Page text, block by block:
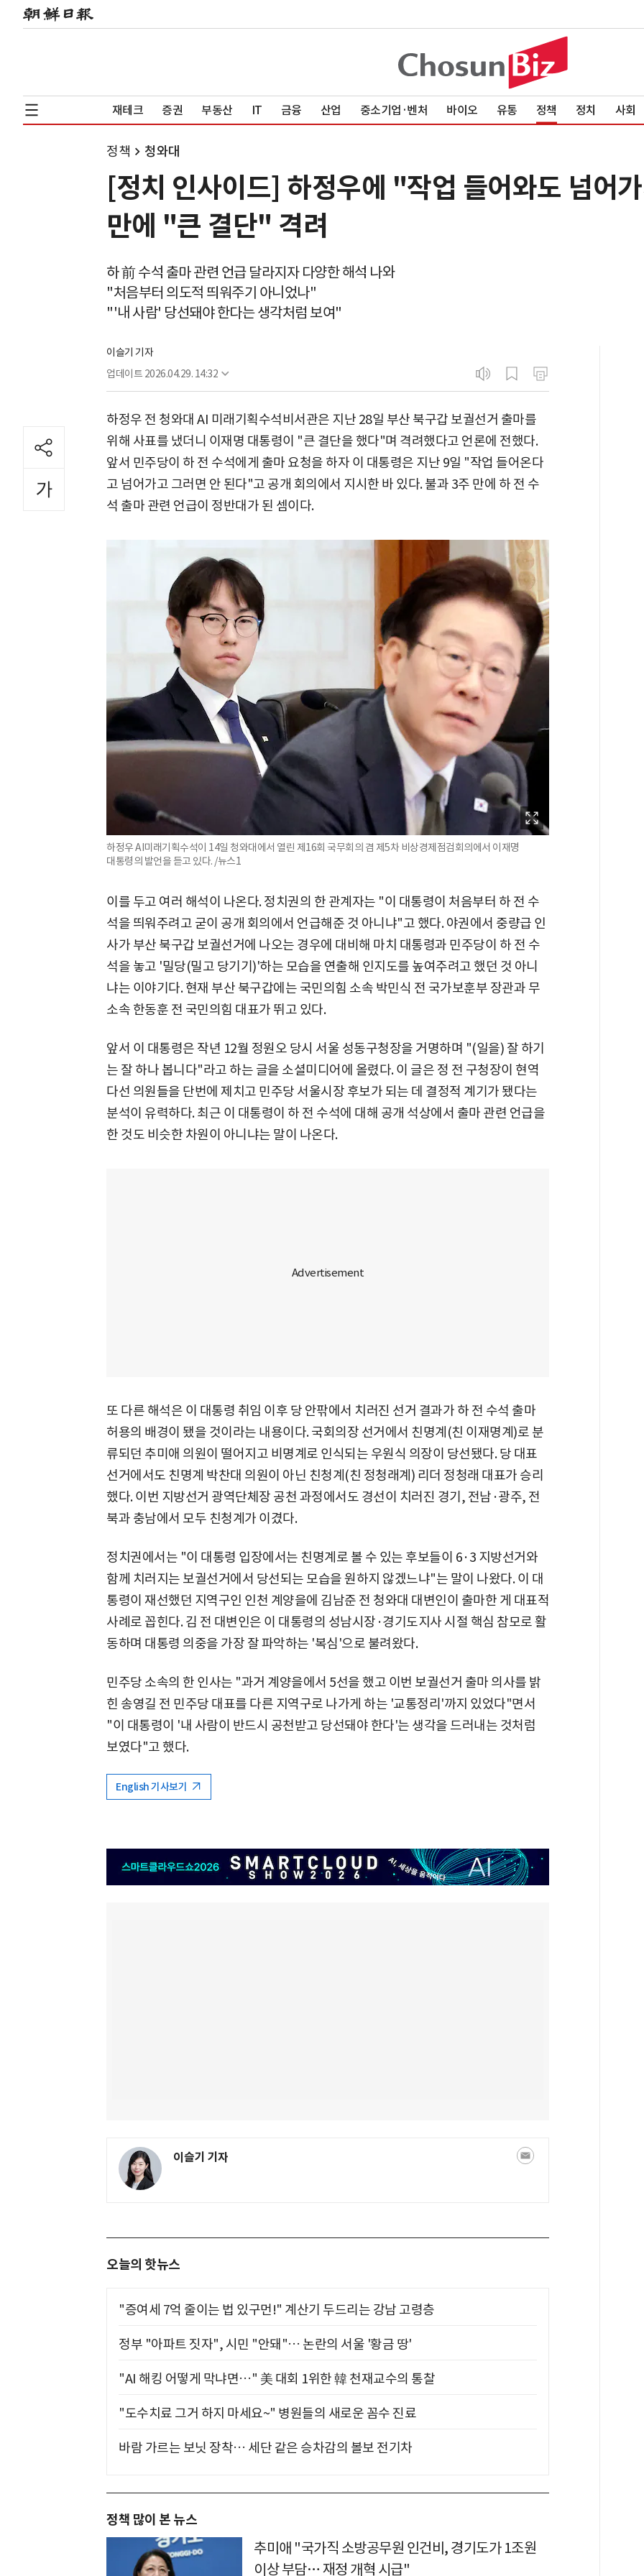
재테크 증권 부동산 IT 금융 산업 중소기업·벤처 바이오 유통 정책 정치 사회
정책 청와대
[정치 인사이드] 하정우에 "작업 들어와도 넘어
만에 "큰 결단" 격려
하 前 수석 출마 관련 언급 달라지자 다양한 해석 나와
"처음부터 의도적 띄워주기 아니었나"
"'내 사람' 당선돼야 한다는 생각처럼 보여"
이슬기 기자
업데이트 2026.04.29. 14:32
하정우 전 청와대 AI 미래기획수석비서관은 지난 28일 부산 북구갑 보궐선거 출마를
위해 사표를 냈더니 이재명 대통령이 "큰 결단을 했다"며 격려했다고 언론에 전했다.
앞서 민주당이 하 전 수석에게 출마 요청을 하자 이 대통령은 지난 9일 "작업 들어온다
고 넘어가고 그러면 안 된다"고 공개 회의에서 지시한 바 있다. 불과 3주 만에 하 전 수
석 출마 관련 언급이 정반대가 된 셈이다.
하정우 AI미래기획수석이 14일 청와대에서 열린 제16회 국무회의 겸 제5차 비상경제점검회의에서 이재명
대통령의 발언을 듣고 있다. /뉴스1
이를 두고 여러 해석이 나온다. 정치권의 한 관계자는 "이 대통령이 처음부터 하 전 수
석을 띄워주려고 굳이 공개 회의에서 언급해준 것 아니냐"고 했다. 야권에서 중량급 인
사가 부산 북구갑 보궐선거에 나오는 경우에 대비해 마치 대통령과 민주당이 하 전 수
석을 놓고 '밀당(밀고 당기기)'하는 모습을 연출해 인지도를 높여주려고 했던 것 아니
냐는 이야기다. 현재 부산 북구갑에는 국민의힘 소속 박민식 전 국가보훈부 장관과 무
소속 한동훈 전 국민의힘 대표가 뛰고 있다.
앞서 이 대통령은 작년 12월 정원오 당시 서울 성동구청장을 거명하며 "(일을) 잘 하기
는 잘 하나 봅니다"라고 하는 글을 소셜미디어에 올렸다. 이 글은 정 전 구청장이 현역
다선 의원들을 단번에 제치고 민주당 서울시장 후보가 되는 데 결정적 계기가 됐다는
분석이 유력하다. 최근 이 대통령이 하 전 수석에 대해 공개 석상에서 출마 관련 언급을
한 것도 비슷한 차원이 아니냐는 말이 나온다.
또 다른 해석은 이 대통령 취임 이후 당 안팎에서 치러진 선거 결과가 하 전 수석 출마
허용의 배경이 됐을 것이라는 내용이다. 국회의장 선거에서 친명계(친 이재명계)로 분
류되던 추미애 의원이 떨어지고 비명계로 인식되는 우원식 의장이 당선됐다. 당 대표
선거에서도 친명계 박찬대 의원이 아닌 친청계(친 정청래계) 리더 정청래 대표가 승리
했다. 이번 지방선거 광역단체장 공천 과정에서도 경선이 치러진 경기, 전남·광주, 전
북과 충남에서 모두 친청계가 이겼다.
정치권에서는 "이 대통령 입장에서는 친명계로 볼 수 있는 후보들이 6·3 지방선거와
함께 치러지는 보궐선거에서 당선되는 모습을 원하지 않겠느냐"는 말이 나왔다. 이 대
통령이 재선했던 지역구인 인천 계양을에 김남준 전 청와대 대변인이 출마한 게 대표적
사례로 꼽힌다. 김 전 대변인은 이 대통령의 성남시장·경기도지사 시절 핵심 참모로 활
동하며 대통령 의중을 가장 잘 파악하는 '복심'으로 불려왔다.
민주당 소속의 한 인사는 "과거 계양을에서 5선을 했고 이번 보궐선거 출마 의사를 밝
힌 송영길 전 민주당 대표를 다른 지역구로 나가게 하는 '교통정리'까지 있었다"면서
"이 대통령이 '내 사람이 반드시 공천받고 당선돼야 한다'는 생각을 드러내는 것처럼
보였다"고 했다.
English 기사보기
이슬기 기자
오늘의 핫뉴스
"증여세 7억 줄이는 법 있구먼!" 계산기 두드리는 강남 고령층
정부 "아파트 짓자", 시민 "안돼"… 논란의 서울 '황금 땅'
"AI 해킹 어떻게 막냐면…" 美 대회 1위한 韓 천재교수의 통찰
"도수치료 그거 하지 마세요~" 병원들의 새로운 꼼수 진료
바람 가르는 보닛 장착… 세단 같은 승차감의 볼보 전기차
정책 많이 본 뉴스
추미애 "국가직 소방공무원 인건비, 경기도가 1조원
이상 부담… 재정 개혁 시급"